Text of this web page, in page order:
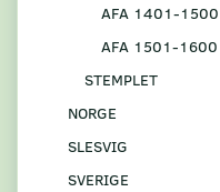
AFA 1401-1500
AFA 1501-1600
STEMPLET
NORGE
SLESVIG
SVERIGE